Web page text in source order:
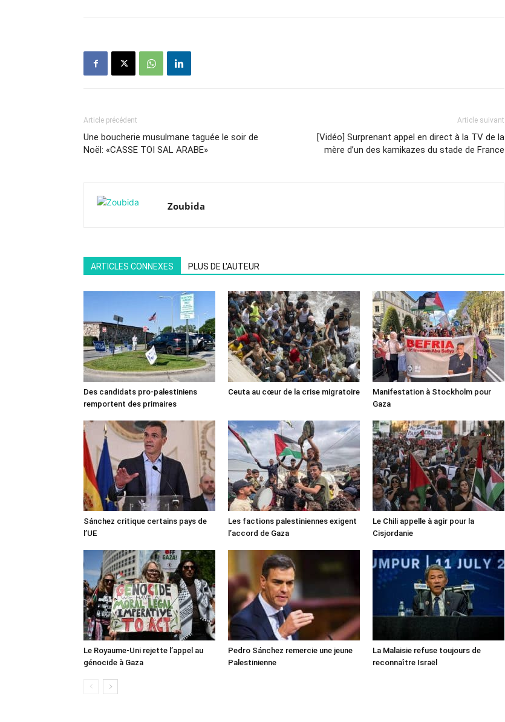
Article précédent
Une boucherie musulmane taguée le soir de
Noël: «CASSE TOI SAL ARABE»
Article suivant
[Vidéo] Surprenant appel en direct à la TV de la
mère d’un des kamikazes du stade de France
Zoubida
ARTICLES CONNEXES PLUS DE L'AUTEUR
Des candidats pro-palestiniens
remportent des primaires
Ceuta au cœur de la crise migratoire
Manifestation à Stockholm pour
Gaza
Sánchez critique certains pays de
l’UE
Les factions palestiniennes exigent
l’accord de Gaza
Le Chili appelle à agir pour la
Cisjordanie
Le Royaume-Uni rejette l’appel au
génocide à Gaza
Pedro Sánchez remercie une jeune
Palestinienne
La Malaisie refuse toujours de
reconnaître Israël